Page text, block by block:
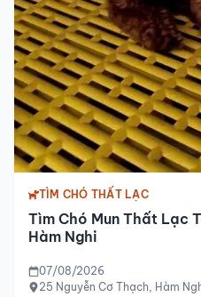
TÌM CHÓ THẤT LẠC
Tìm Chó Mun Thất Lạc
Hàm Nghi
07/08/2026
25 Nguyễn Cơ Thạch, Hàm